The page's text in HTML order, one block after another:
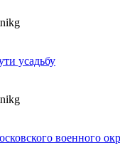
усадьбу
военного